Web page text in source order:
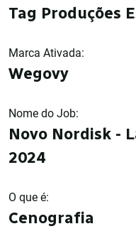
Tag Produções
Marca Ativada:
Wegovy
Nome do Job:
Novo Nordisk -
2024
O que é:
Cenografia